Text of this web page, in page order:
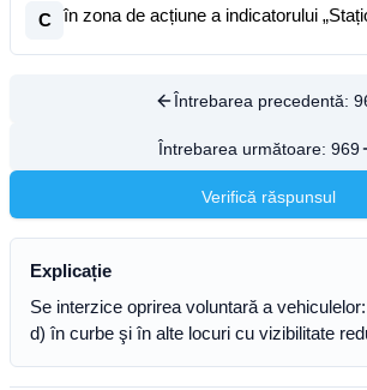
C în zona de acțiune a indicatorului
Întrebarea precedentă:
Întrebarea următoare: 969
Verifică răspunsul
Explicație
Se interzice oprirea voluntară a vehiculelor:
d) în curbe şi în alte locuri cu vizibilitate